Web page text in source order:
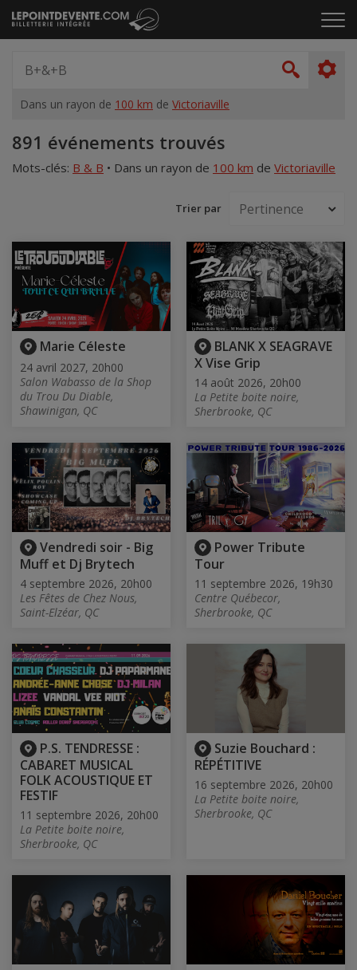
Passer
au
le
artiste,
Dans un rayon de 100 km de Victoriaville
Accueil
891 événements trouvés
Mots-clés: B & B • Dans un rayon de 100 km de Victoriaville
Trier par
Marie Céleste
24 avril 2027, 20h00
Salon Wabasso de la Shop
du Trou Du Diable,
Shawinigan, QC
BLANK X SEAGRAVE
X Vise Grip
14 août 2026, 20h00
La Petite boite noire,
Sherbrooke, QC
Vendredi soir - Big
Muff et Dj Brytech
4 septembre 2026, 20h00
Les Fêtes de Chez Nous,
Saint-Elzéar, QC
Power Tribute
Tour
11 septembre 2026, 19h30
Centre Québecor,
Sherbrooke, QC
P.S. TENDRESSE :
CABARET MUSICAL
FOLK ACOUSTIQUE ET
FESTIF
11 septembre 2026, 20h00
La Petite boite noire,
Sherbrooke, QC
Suzie Bouchard :
RÉPÉTITIVE
16 septembre 2026, 20h00
La Petite boite noire,
Sherbrooke, QC